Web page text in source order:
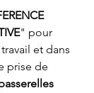
" pour
et dans
prise de